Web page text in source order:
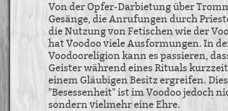
Von der Opfer-Darbietung über
Gesänge, die Anrufungen durch
die Nutzung von Fetischen wie der
hat Voodoo viele Ausformungen. In
Voodooreligion kann es passieren,
Geister während eines Rituals
einem Gläubigen Besitz ergreifen.
"Besessenheit" ist im Voodoo jedoch
sondern vielmehr eine Ehre.